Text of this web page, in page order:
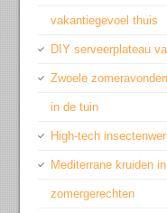
vakantiegevoel thuis
DIY serveerplateau
Zwoele
in de tuin
High-tech
Mediterrane kruiden
zomergerechten